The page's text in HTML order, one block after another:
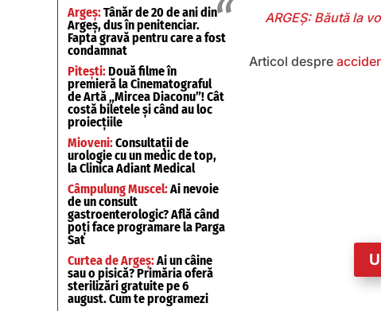
Argeș:Tânăr de 20 de ani din
Argeș, dus în penitenciar.
Fapta gravă pentru care a fost
condamnat
Pitești:Două filme în
premieră la Cinematograful
de Artă „Mircea Diaconu”! Cât
costă biletele și când au loc
proiecțiile
Mioveni:Consultații de
urologie cu un medic de top,
la Clinica Adiant Medical
Câmpulung Muscel:Ai nevoie
de un consult
gastroenterologic? Află când
poți face programare la Parga
Sat
Curtea de Argeș:Ai un câine
sau o pisică? Primăria oferă
sterilizări gratuite pe 6
august. Cum te programezi
ARGEȘ: Băută la
Articol despre